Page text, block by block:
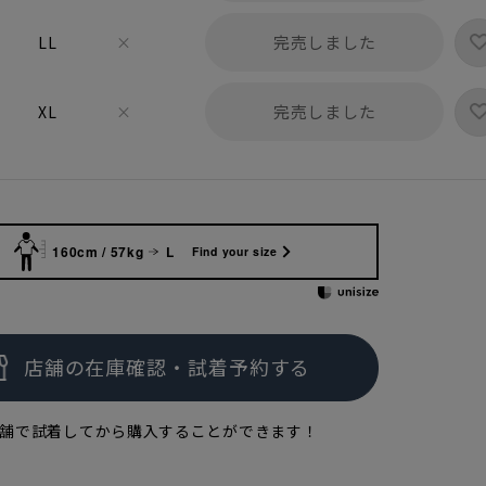
LL × 完売しました
XL × 完売しました
160cm / 57kg L Find your size
で試着してから購入することができます！